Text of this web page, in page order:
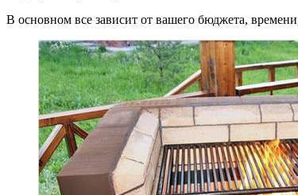
В основном все зависит от вашего бюджета,